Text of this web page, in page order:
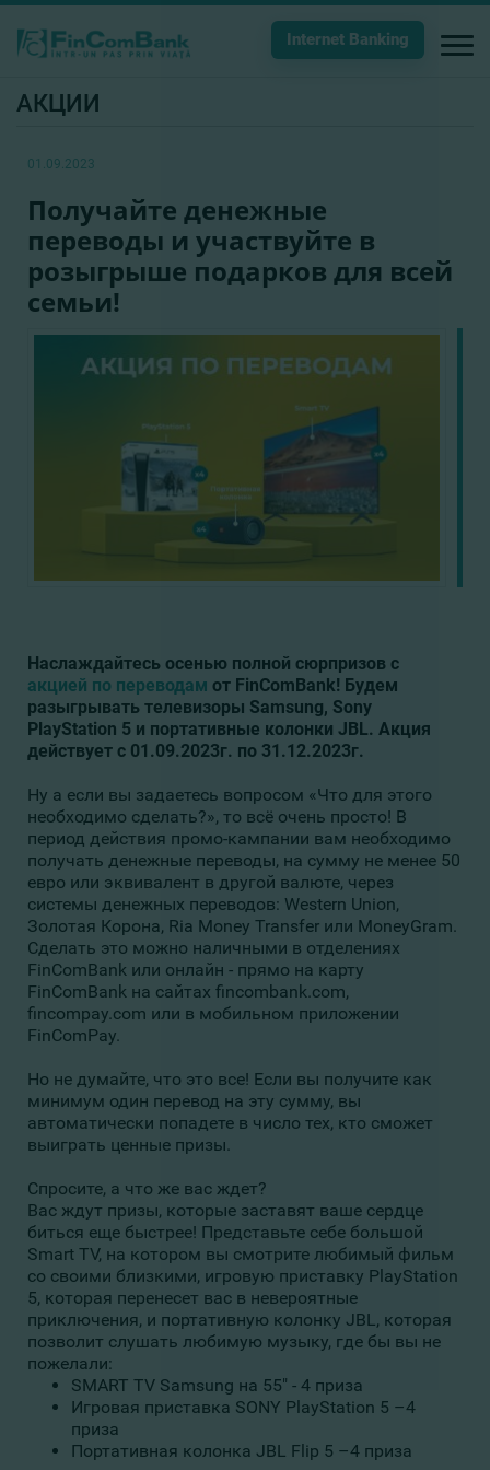
Internet Banking
АКЦИИ
01.09.2023
Получайте денежные
переводы и участвуйте в
розыгрыше подарков для всей
семьи!
Наслаждайтесь осенью полной сюрпризов с
акцией по переводам от FinComBank! Будем
разыгрывать телевизоры Samsung, Sony
PlayStation 5 и портативные колонки JBL. Акция
действует с 01.09.2023г. по 31.12.2023г.
Ну а если вы задаетесь вопросом «Что для этого
необходимо сделать?», то всё очень просто! В
период действия промо-кампании вам необходимо
получать денежные переводы, на сумму не менее 50
евро или эквивалент в другой валюте, через
системы денежных переводов: Western Union,
Золотая Корона, Ria Money Transfer или MoneyGram.
Сделать это можно наличными в отделениях
FinComBank или онлайн - прямо на карту
FinComBank на сайтах fincombank.com,
fincompay.com или в мобильном приложении
FinComPay.
Но не думайте, что это все! Если вы получите как
минимум один перевод на эту сумму, вы
автоматически попадете в число тех, кто сможет
выиграть ценные призы.
Спросите, а что же вас ждет?
Вас ждут призы, которые заставят ваше сердце
биться еще быстрее! Представьте себе большой
Smart TV, на котором вы смотрите любимый фильм
со своими близкими, игровую приставку PlayStation
5, которая перенесет вас в невероятные
приключения, и портативную колонку JBL, которая
позволит слушать любимую музыку, где бы вы не
пожелали:
SMART TV Samsung на 55" - 4 приза
Игровая приставка SONY PlayStation 5 –4
приза
Портативная колонка JBL Flip 5 –4 приза